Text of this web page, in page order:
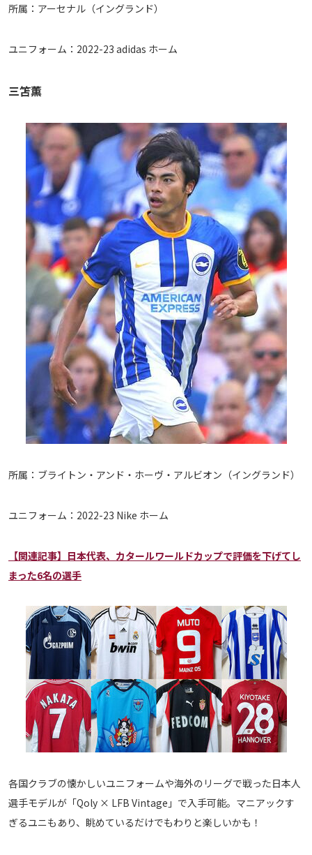
所属：アーセナル（イングランド）
ユニフォーム：2022-23 adidas ホーム
三笘薫
所属：ブライトン・アンド・ホーヴ・アルビオン（イングランド）
ユニフォーム：2022-23 Nike ホーム
【関連記事】日本代表、カタールワールドカップで評価を下げてし
まった6名の選手
各国クラブの懐かしいユニフォームや海外のリーグで戦った日本人
選手モデルが「Qoly × LFB Vintage」で入手可能。マニアックす
ぎるユニもあり、眺めているだけでもわりと楽しいかも！